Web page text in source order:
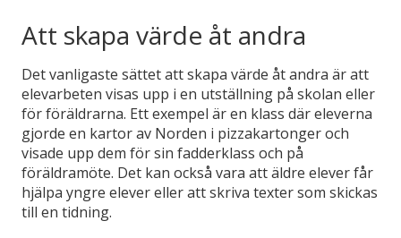
Att skapa värde åt andra
Det vanligaste sättet att skapa värde åt andra är att
elevarbeten visas upp i en utställning på skolan eller
för föräldrarna. Ett exempel är en klass där eleverna
gjorde en kartor av Norden i pizzakartonger och
visade upp dem för sin fadderklass och på
föräldramöte. Det kan också vara att äldre elever får
hjälpa yngre elever eller att skriva texter som skickas
till en tidning.